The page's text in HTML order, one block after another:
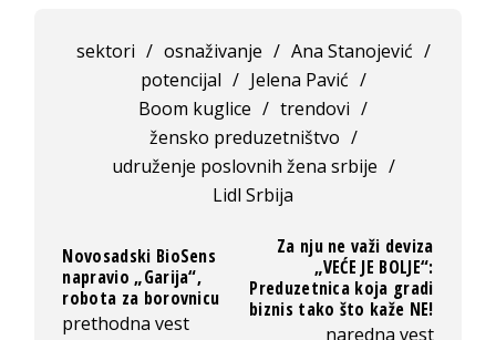
sektori / osnaživanje / Ana Stanojević /
potencijal / Jelena Pavić /
Boom kuglice / trendovi /
žensko preduzetništvo /
udruženje poslovnih žena srbije /
Lidl Srbija
Novosadski BioSens
napravio „Garija“,
robota za borovnicu
prethodna vest
Za nju ne važi deviza
„VEĆE JE BOLJE“:
Preduzetnica koja gradi
biznis tako što kaže NE!
naredna vest